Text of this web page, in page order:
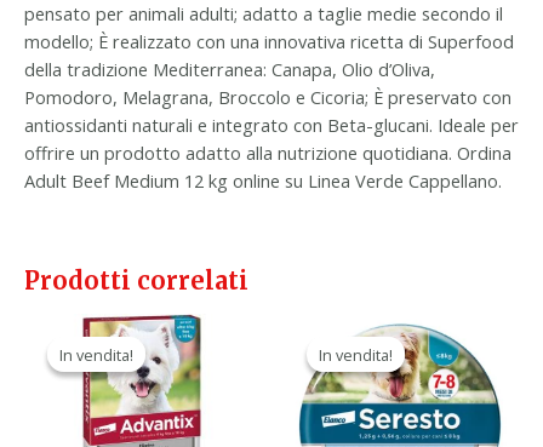
pensato per animali adulti; adatto a taglie medie secondo il
modello; È realizzato con una innovativa ricetta di Superfood
della tradizione Mediterranea: Canapa, Olio d’Oliva,
Pomodoro, Melagrana, Broccolo e Cicoria; È preservato con
antiossidanti naturali e integrato con Beta-glucani. Ideale per
offrire un prodotto adatto alla nutrizione quotidiana. Ordina
Adult Beef Medium 12 kg online su Linea Verde Cappellano.
Prodotti correlati
In vendita!
In vendita!
Il
prezzo
originale
era:
58,40 €.
Il
prezzo
attuale
è:
33,90 €.
In vendita!
In vendita!
Il
prezzo
originale
era:
54,70 €.
prezzo
attuale
è:
29,90 €.